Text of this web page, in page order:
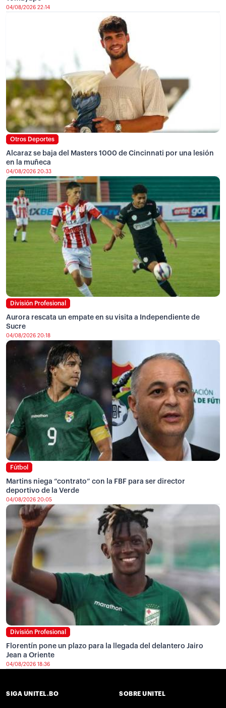
04/08/2026 22:14
Otros Deportes
Alcaraz se baja del Masters 1000 de Cincinnati por una lesión
en la muñeca
04/08/2026 20:33
División Profesional
Aurora rescata un empate en su visita a Independiente de
Sucre
04/08/2026 20:18
Fútbol
Martins niega “contrato” con la FBF para ser director
deportivo de la Verde
04/08/2026 20:05
División Profesional
Florentín pone un plazo para la llegada del delantero Jairo
Jean a Oriente
04/08/2026 18:36
SIGA UNITEL.BO SOBRE UNITEL